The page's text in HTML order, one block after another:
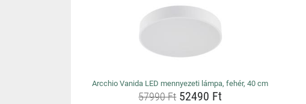
Arcchio Vanida LED mennyezeti lámpa, fehér, 40 cm
57990 Ft52490 Ft